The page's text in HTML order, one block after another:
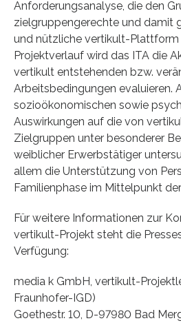
Anforderungsanalyse, die den
zielgruppengerechte und damit
und nützliche vertikult-Plattform
Projektverlauf wird das ITA die
vertikult entstehenden bzw.
Arbeitsbedingungen evaluieren.
sozioökonomischen sowie
Auswirkungen auf die von
Zielgruppen unter besonderer
weiblicher Erwerbstätiger
allem die Unterstützung von
Familienphase im Mittelpunkt
Für weitere Informationen zur
vertikult-Projekt steht die
Verfügung:
media k GmbH, vertikult-
Fraunhofer-IGD)
Goethestr. 10, D-97980 Bad